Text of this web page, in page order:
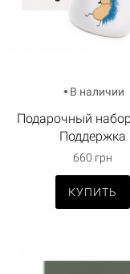
В наличии
Подарочный
Поддержка
660 грн
КУПИТЬ